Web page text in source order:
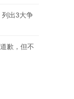
列出3大争
歉，但不